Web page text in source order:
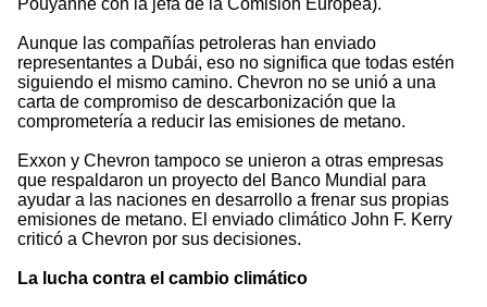
Pouyanné con la jefa de la Comisión Europea).
Aunque las compañías petroleras han enviado
representantes a Dubái, eso no significa que todas estén
siguiendo el mismo camino. Chevron no se unió a una
carta de compromiso de descarbonización que la
comprometería a reducir las emisiones de metano.
Exxon y Chevron tampoco se unieron a otras empresas
que respaldaron un proyecto del Banco Mundial para
ayudar a las naciones en desarrollo a frenar sus propias
emisiones de metano. El enviado climático John F. Kerry
criticó a Chevron por sus decisiones.
La lucha contra el cambio climático